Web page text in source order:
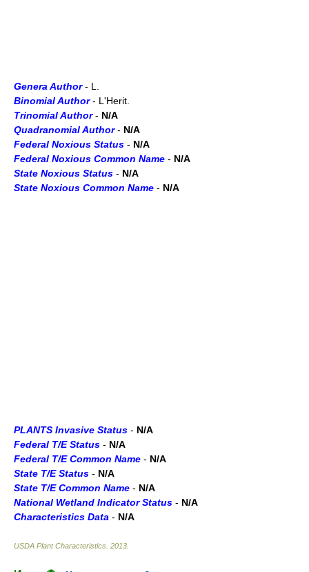
Genera Author- L.
Binomial Author- L'Herit.
Trinomial Author- N/A
Quadranomial Author- N/A
Federal Noxious Status - N/A
Federal Noxious Common Name - N/A
State Noxious Status - N/A
State Noxious Common Name - N/A
PLANTS Invasive Status - N/A
Federal T/E Status - N/A
Federal T/E Common Name - N/A
State T/E Status - N/A
State T/E Common Name - N/A
National Wetland Indicator Status - N/A
Characteristics Data - N/A
USDA Plant Characteristics 2013